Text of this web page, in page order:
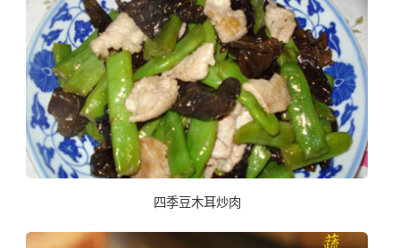
四季豆木耳炒肉